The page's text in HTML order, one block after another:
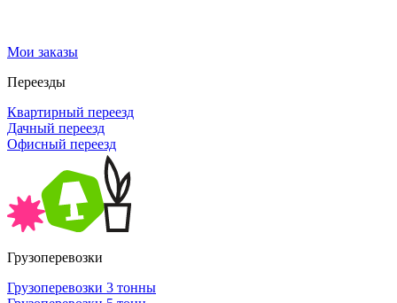
Мои заказы
Переезды
Квартирный переезд
Дачный переезд
Офисный переезд
Грузоперевозки
Грузоперевозки 3 тонны